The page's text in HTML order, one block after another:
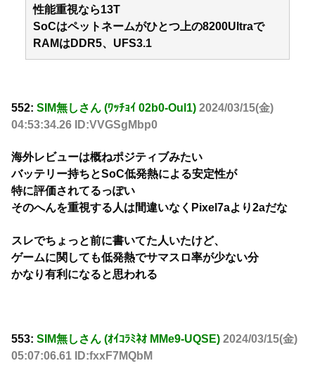
性能重視なら13T
SoCはペットネームがひとつ上の8200Ultraで
RAMはDDR5、UFS3.1
552: SIM無しさん (ﾜｯﾁｮｲ 02b0-Oul1) 2024/03/15(金)
04:53:34.26 ID:VVGSgMbp0
海外レビューは概ねポジティブみたい
バッテリー持ちとSoC低発熱による安定性が
特に評価されてるっぽい
そのへんを重視する人は間違いなくPixel7aより2aだな
スレでちょっと前に書いてた人いたけど、
ゲームに関しても低発熱でサマスロ率が少ない分
かなり有利になると思われる
553: SIM無しさん (ｵｲｺﾗﾐﾈｵ MMe9-UQSE) 2024/03/15(金)
05:07:06.61 ID:fxxF7MQbM